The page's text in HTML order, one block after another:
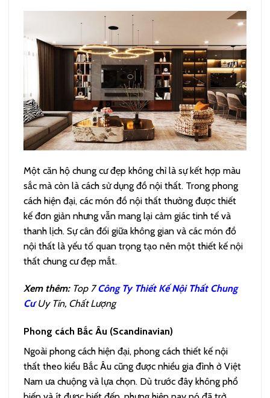
Một căn hộ chung cư đẹp không chỉ là sự kết hợp màu
sắc mà còn là cách sử dụng đồ nội thất. Trong phong
cách hiện đại, các món đồ nội thất thường được thiết
kế đơn giản nhưng vẫn mang lại cảm giác tinh tế và
thanh lịch. Sự cân đối giữa không gian và các món đồ
nội thất là yếu tố quan trọng tạo nên một thiết kế nội
thất chung cư đẹp mắt.
Xem thêm:Top 7Công Ty Thiết Kế Nội Thất Chung
CưUy Tín, Chất Lượng
Phong cách Bắc Âu (Scandinavian)
Ngoài phong cách hiện đại, phong cách thiết kế nội
thất theo kiểu Bắc Âu cũng được nhiều gia đình ở Việt
Nam ưa chuộng và lựa chọn. Dù trước đây không phổ